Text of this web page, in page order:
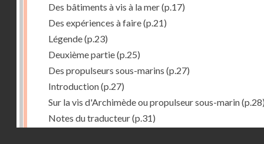
Des bâtiments à vis à la mer(p.17)
Des expériences à faire(p.21)
Légende(p.23)
Deuxième partie(p.25)
Des propulseurs sous-marins (p.27)
Introduction(p.27)
Sur la vis d'Archimède ou propulseur sous-marin
Notes du traducteur(p.31)